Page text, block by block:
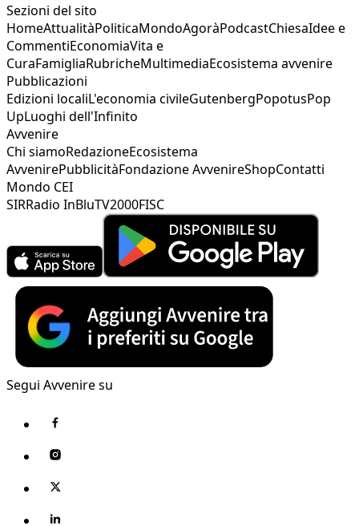
Sezioni del sito
HomeAttualitàPoliticaMondoAgoràPodcastChiesaIdee e
CommentiEconomiaVita e
CuraFamigliaRubricheMultimediaEcosistema avvenire
Pubblicazioni
Edizioni localiL'economia civileGutenbergPopotusPop
UpLuoghi dell'Infinito
Avvenire
Chi siamoRedazioneEcosistema
AvvenirePubblicitàFondazione AvvenireShopContatti
Mondo CEI
SIRRadio InBluTV2000FISC
Segui Avvenire su